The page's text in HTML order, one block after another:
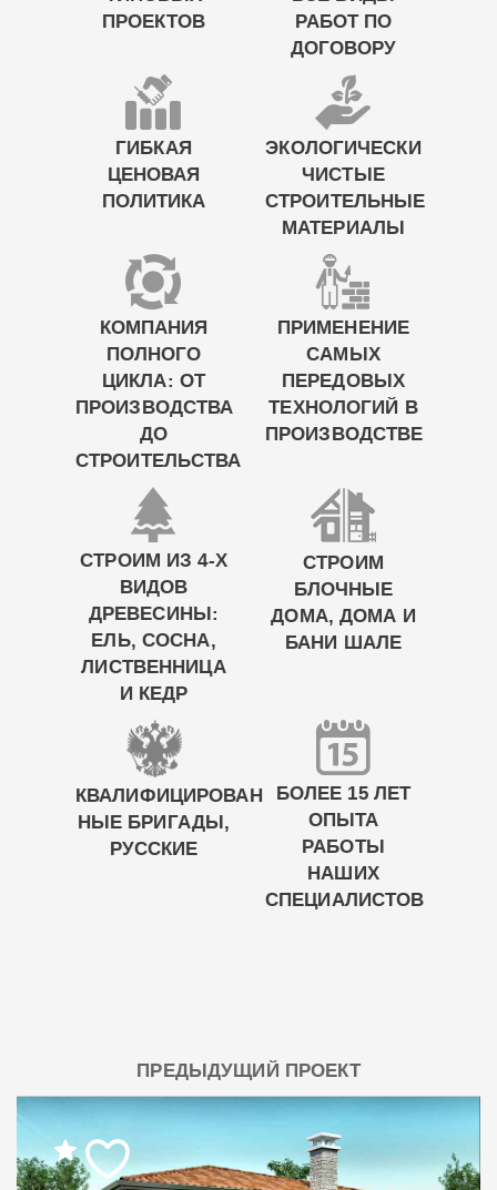
ПРОЕКТОВ
РАБОТ ПО
ДОГОВОРУ
ГИБКАЯ
ЦЕНОВАЯ
ПОЛИТИКА
ЭКОЛОГИЧЕСКИ
ЧИСТЫЕ
СТРОИТЕЛЬНЫЕ
МАТЕРИАЛЫ
КОМПАНИЯ
ПОЛНОГО
ЦИКЛА: ОТ
ПРОИЗВОДСТВА
ДО
СТРОИТЕЛЬСТВА
ПРИМЕНЕНИЕ
САМЫХ
ПЕРЕДОВЫХ
ТЕХНОЛОГИЙ В
ПРОИЗВОДСТВЕ
СТРОИМ ИЗ 4-Х
ВИДОВ
ДРЕВЕСИНЫ:
ЕЛЬ, СОСНА,
ЛИСТВЕННИЦА
И КЕДР
СТРОИМ
БЛОЧНЫЕ
ДОМА, ДОМА И
БАНИ ШАЛЕ
КВАЛИФИЦИРОВАН
НЫЕ БРИГАДЫ,
РУССКИЕ
БОЛЕЕ 15 ЛЕТ
ОПЫТА
РАБОТЫ
НАШИХ
СПЕЦИАЛИСТОВ
ПРЕДЫДУЩИЙ ПРОЕКТ